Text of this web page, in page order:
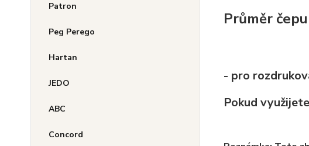
Patron
Peg Perego
Hartan
JEDO
ABC
Concord
Průměr
- pro
Pokud